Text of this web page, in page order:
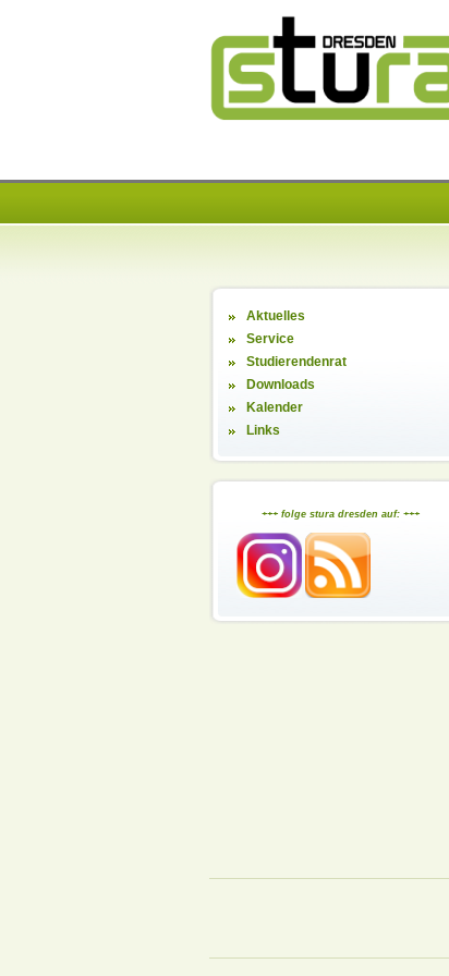
Aktuelles
Service
Studierendenrat
Downloads
Kalender
Links
+++ folge stura dresden auf: +++